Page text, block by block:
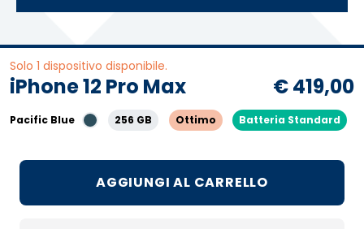
Solo 1 dispositivo disponibile.
iPhone 12 Pro Max € 419,00
Pacific Blue 256 GB Ottimo Batteria Standard
AGGIUNGI AL CARRELLO